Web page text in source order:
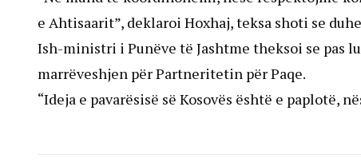
e Ahtisaarit”, deklaroi Hoxhaj, teksa shoti se
Ish-ministri i Punëve të Jashtme theksoi se pas
marrëveshjen për Partneritetin për Paqe.
“Ideja e pavarësisë së Kosovës është e paplotë,